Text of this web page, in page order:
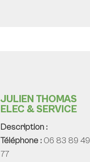
JULIEN THOMAS
ELEC & SERVICE
Description :
Téléphone : 06 83 89 49
77